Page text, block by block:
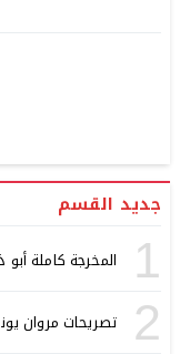
جديد القسم
1 المخرجة كاملة
2 تصريحات مروان